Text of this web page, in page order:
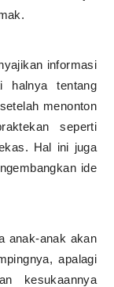
informasi
halnya tentang
menonton
seperti
Hal ini juga
ide
anak-anak akan
apalagi
kesukaannya